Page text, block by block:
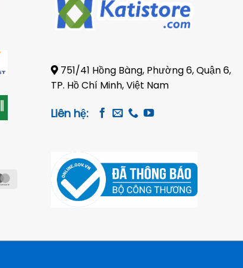
MasterCard
751/41 Hồng Bàng, Phường 6, Quận 6,
TP. Hồ Chí Minh, Việt Nam
Liên hệ: